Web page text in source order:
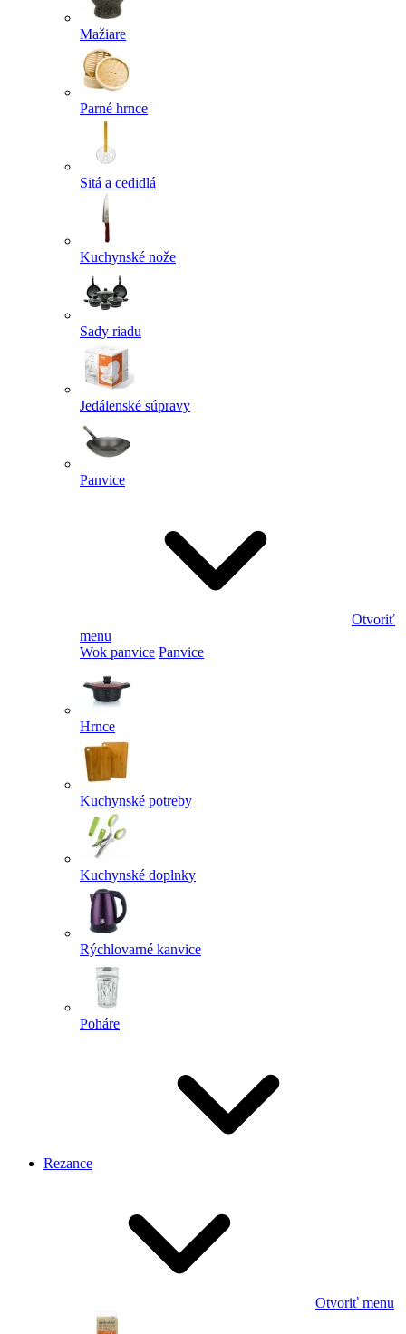
Mažiare
Parné hrnce
Sitá a cedidlá
Kuchynské nože
Sady riadu
Jedálenské súpravy
Panvice
Otvoriť
menu
Wok panvice Panvice
Hrnce
Kuchynské potreby
Kuchynské doplnky
Rýchlovarné kanvice
Poháre
Rezance
Otvoriť menu